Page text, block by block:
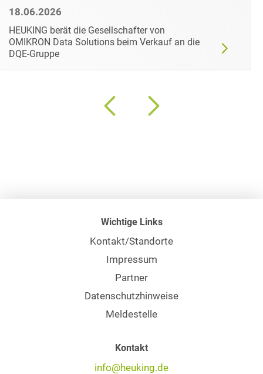
18.06.2026
HEUKING berät die Gesellschafter von
OMIKRON Data Solutions beim Verkauf an die
DQE-Gruppe
Wichtige Links
Kontakt/Standorte
Impressum
Partner
Datenschutzhinweise
Meldestelle
Kontakt
info@heuking.de